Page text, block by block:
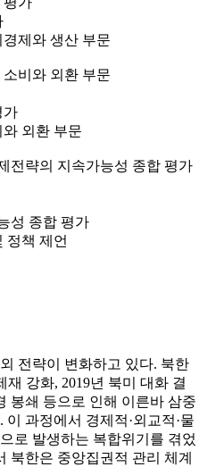
제와 생산 부문
비와 외환 부문
가
외환 부문
전략의 지속가능성 종합 평가
성 종합 평가
정책 제언
전략이 변화하고 있다. 북한
재 강화, 2019년 북미 대화 결
봉쇄 등으로 인해 이른바 삼중
과정에서 경제적·외교적·물
로 발생하는 복합위기를 겪었
북한은 중앙집권적 관리 체계